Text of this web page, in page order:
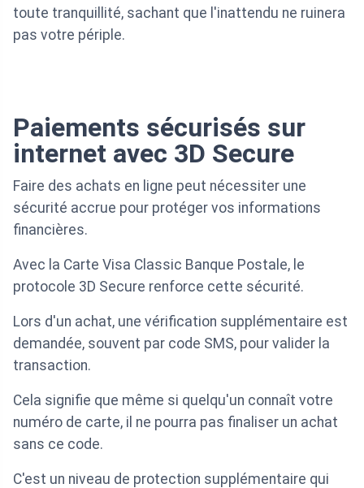
toute tranquillité, sachant que l'inattendu ne ruinera
pas votre périple.
Paiements sécurisés sur
internet avec 3D Secure
Faire des achats en ligne peut nécessiter une
sécurité accrue pour protéger vos informations
financières.
Avec la Carte Visa Classic Banque Postale, le
protocole 3D Secure renforce cette sécurité.
Lors d'un achat, une vérification supplémentaire est
demandée, souvent par code SMS, pour valider la
transaction.
Cela signifie que même si quelqu'un connaît votre
numéro de carte, il ne pourra pas finaliser un achat
sans ce code.
C'est un niveau de protection supplémentaire qui